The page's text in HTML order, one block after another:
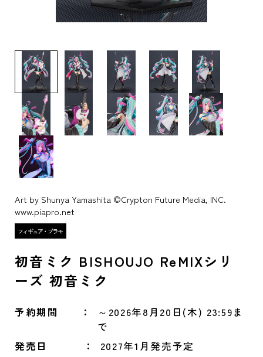
Art by Shunya Yamashita ©Crypton Future Media, INC.
www.piapro.net
初音ミク BISHOUJO ReMIXシリ
ーズ 初音ミク
予約期間
～2026年8月20日(木) 23:59ま
で
発売日
2027年1月発売予定